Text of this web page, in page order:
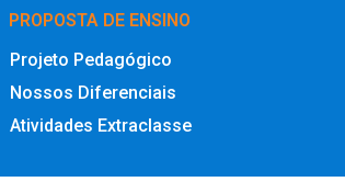
PROPOSTA DE ENSINO
Projeto Pedagógico
Nossos Diferenciais
Atividades Extraclasse